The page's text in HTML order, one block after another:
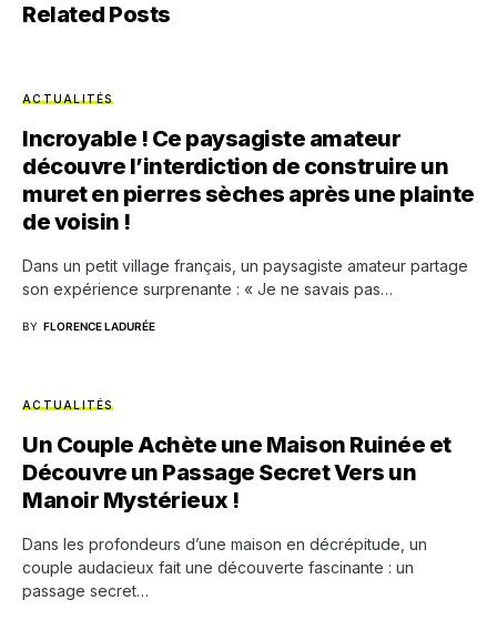
Related Posts
ACTUALITÉS
Incroyable ! Ce paysagiste amateur
découvre l’interdiction de construire un
muret en pierres sèches après une plainte
de voisin !
Dans un petit village français, un paysagiste amateur partage
son expérience surprenante : « Je ne savais pas…
BY FLORENCE LADURÉE
ACTUALITÉS
Un Couple Achète une Maison Ruinée et
Découvre un Passage Secret Vers un
Manoir Mystérieux !
Dans les profondeurs d’une maison en décrépitude, un
couple audacieux fait une découverte fascinante : un
passage secret…